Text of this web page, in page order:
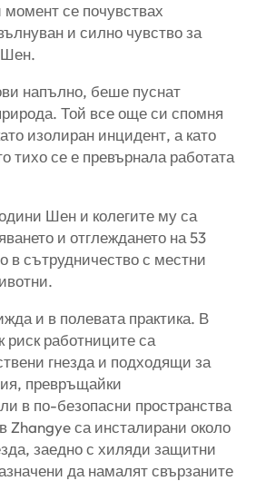
се почувствах
и силно чувство за
Шен.
напълно, беше пуснат
Той все още си спомня
изолиран инцидент, а като
тихо се е превърнала работата
Шен и колегите му са
и отглеждането на 53
в сътрудничество с местни
и в полевата практика. В
риск работниците са
гнезда и подходящи за
превръщайки
в по-безопасни пространства
Zhangye са инсталирани около
заедно с хиляди защитни
да намалят свързаните